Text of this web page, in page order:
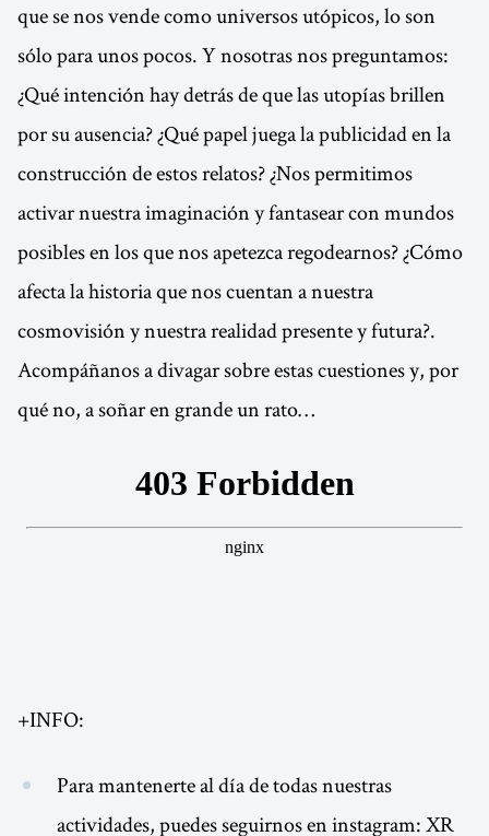
que se nos vende como universos utópicos, lo son
sólo para unos pocos. Y nosotras nos preguntamos:
¿Qué intención hay detrás de que las utopías brillen
por su ausencia? ¿Qué papel juega la publicidad en la
construcción de estos relatos? ¿Nos permitimos
activar nuestra imaginación y fantasear con mundos
posibles en los que nos apetezca regodearnos? ¿Cómo
afecta la historia que nos cuentan a nuestra
cosmovisión y nuestra realidad presente y futura?.
Acompáñanos a divagar sobre estas cuestiones y, por
qué no, a soñar en grande un rato…
+INFO:
Para mantenerte al día de todas nuestras
actividades, puedes seguirnos en instagram: XR